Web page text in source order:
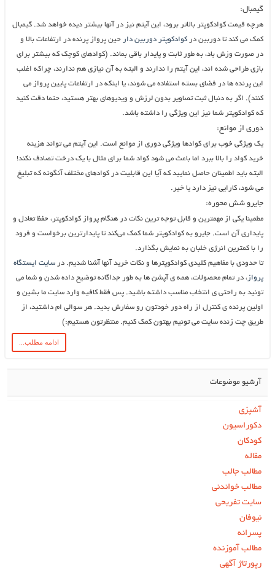
گیمبال:
هرچه قیمت کوادکوپتر بالاتر برود، این آیتم نیز در آنها بیشتر دیده خواهد شد. گیمبال
کمک می کند تا دوربین در کوادکوپتر دوربین دار حین پرواز پرنده در ارتفاعات بالا و
در صورت وزش باد، به طور ثابت و پایدار باقی بماند. (کوادهای کوچک که بیشتر برای
بازی طراحی شده اند، این آیتم را ندارند و البته به آن نیازی هم ندارند، چراکه اغلب
این پرنده ها در فضای بسته استفاده می شوند، یا اینکه در ارتفاعات پایین پرواز می
کنند). اگر به دنبال ثبت تصاویر بدون لرزش و ویدیوهای بهتر هستید، حتما دقت کنید
که کوادکوپتر شما نیز این ویژگی را داشته باشد.
دوری از موانع:
یک ویژگی خوب برای کوادها ویژگی دوری از موانع است. این آیتم می تواند هزینه
خرید کواد را بالا ببرد اما باعث می شود کواد شما برای مثال با یک درخت تصادف نکند!
البته باید اطمینان حاصل نمایید که آیا این قابلیت در کوادهای مختلف آنگونه که تبلیغ
می شود، کارایی نیز دارد یا خیر.
جایرو شش محوره:
مطمینا یکی از مهمترین و قابل توجه ترین نکات در هنگام پرواز کوادکوپتر، حفظ تعادل و
پایداری آن است. جایرو به کوادکوپتر شما کمک می‌کند تا پایدارترین برخواست و فرود
را با کمترین انرژی خلبان به نمایش بگذارد.
تا حدودی با مفاهیم کلیدی کوادکوپترها و نکات خرید آنها آشنا شدیم. در سایت ایستگاه
پرواز ، در تمام محصولات، همه ی آپشن ها به طور جداگانه توضیح داده شدن و شما می
تونید به راحتی ی انتخاب مناسب داشته باشید. پس فقط کافیه وارد سایت ما بشین و
اولین پرنده ی کنترل از راه دور خودتون رو سفارش بدید. هر سوالی ام داشتید، از
طریق چت زنده سایت می تونیم بهتون کمک کنیم. منتظرتون هستیم:)
ادامه مطلب...
آرشیو موضوعات
آشپزی
دکوراسیون
کودکان
مقاله
مطالب جالب
مطالب خواندنی
سایت تفریحی
نیوفان
پسرانه
مطالب آموزنده
رپورتاژ آگهی